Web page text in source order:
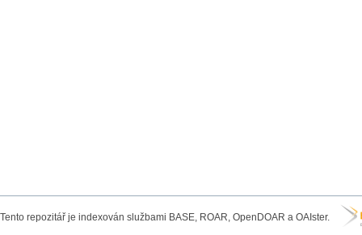
Tento repozitář je indexován službami BASE, ROAR, OpenDOAR a OAIster.